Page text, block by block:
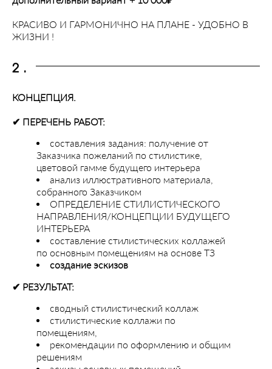
КРАСИВО И ГАРМОНИЧНО НА ПЛАНЕ - УДОБНО В
ЖИЗНИ !
2.
КОНЦЕПЦИЯ.
✔︎ ПЕРЕЧЕНЬ РАБОТ:
составления задания: получение от
Заказчика пожеланий по стилистике,
цветовой гамме будущего интерьера
анализ иллюстративного материала,
собранного Заказчиком
ОПРЕДЕЛЕНИЕ СТИЛИСТИЧЕСКОГО
НАПРАВЛЕНИЯ/КОНЦЕПЦИИ БУДУЩЕГО
ИНТЕРЬЕРА
составление стилистических коллажей
по основным помещениям на основе ТЗ
создание эскизов
✔︎ РЕЗУЛЬТАТ:
сводный стилистический коллаж
стилистические коллажи по
помещениям,
рекомендации по оформлению и общим
решениям